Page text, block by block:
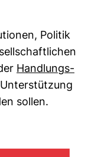
Politik
Hand­lungs­
sollen.